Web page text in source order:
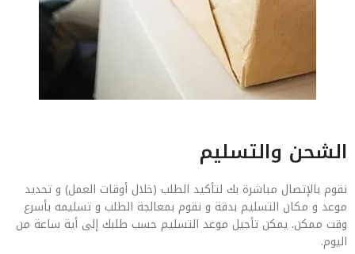
الشحن والتسليم
نقوم بالإتصال مباشرة بك لتأكيد الطلب (خلال أوقات العمل) و تحديد
موعد و مكان التسليم بدقة و نقوم بمعالجة الطلب و تسليمه بأسرع
وقت ممكن. يمكن تأجيل موعد التسليم حسب طلبك إلى أية ساعة من
اليوم.